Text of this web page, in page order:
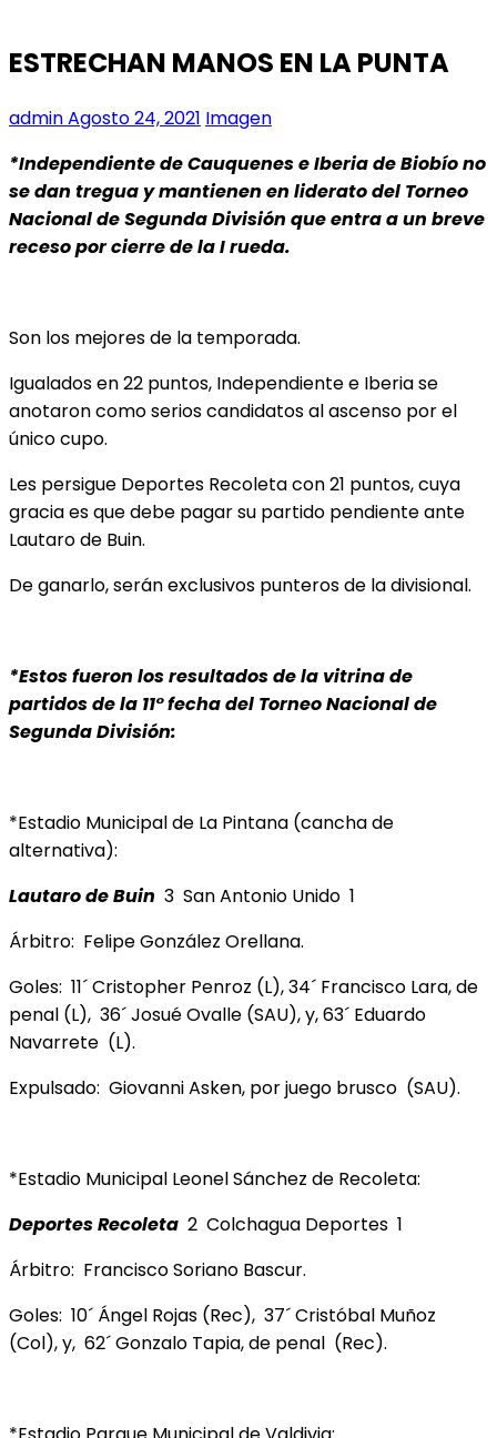
ESTRECHAN MANOS EN LA PUNTA
adminAgosto 24, 2021 Imagen
*Independiente de Cauquenes e Iberia de Biobío no
se dan tregua y mantienen en liderato del Torneo
Nacional de Segunda División que entra a un breve
receso por cierre de la I rueda.
Son los mejores de la temporada.
Igualados en 22 puntos, Independiente e Iberia se
anotaron como serios candidatos al ascenso por el
único cupo.
Les persigue Deportes Recoleta con 21 puntos, cuya
gracia es que debe pagar su partido pendiente ante
Lautaro de Buin.
De ganarlo, serán exclusivos punteros de la divisional.
*Estos fueron los resultados de la vitrina de
partidos de la 11° fecha del Torneo Nacional de
Segunda División:
*Estadio Municipal de La Pintana (cancha de
alternativa):
Lautaro de Buin 3 San Antonio Unido 1
Árbitro: Felipe González Orellana.
Goles: 11´ Cristopher Penroz (L), 34´ Francisco Lara, de
penal (L), 36´ Josué Ovalle (SAU), y, 63´ Eduardo
Navarrete (L).
Expulsado: Giovanni Asken, por juego brusco (SAU).
*Estadio Municipal Leonel Sánchez de Recoleta:
Deportes Recoleta 2 Colchagua Deportes 1
Árbitro: Francisco Soriano Bascur.
Goles: 10´ Ángel Rojas (Rec), 37´ Cristóbal Muñoz
(Col), y, 62´ Gonzalo Tapia, de penal (Rec).